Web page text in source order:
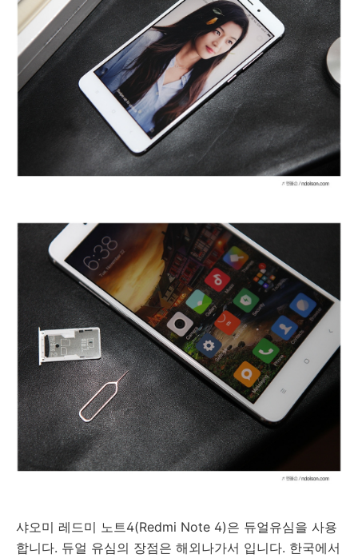
샤오미 레드미 노트4(Redmi Note 4)은 듀얼유심을 사용
합니다. 듀얼 유심의 장점은 해외나가서 입니다. 한국에서